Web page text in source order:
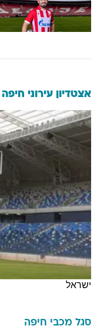
אצטדיון עירוני חיפה
ישראל
סגל מכבי חיפה